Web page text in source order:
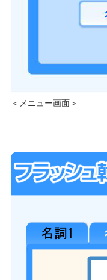
＜メニュー画面＞